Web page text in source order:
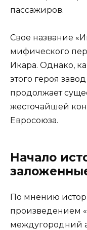
пассажиров.
Свое название
мифического
Икара. Однако,
этого героя
продолжает
жесточайшей
Евросоюза.
Начало
По мнению
произведением
междугородний